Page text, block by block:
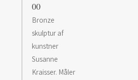
00
Bronze
skulptur af
kunstner
Susanne
Kraisser. Måler